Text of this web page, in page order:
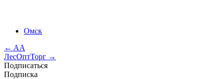
Омск
← AA
ЛесОптТорг →
Подписаться
Подписка